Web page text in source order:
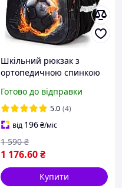
Шкільний рюкзак з
ортопедичною спинкою
School Standard 38х30х18
см для першокласника
(150-18)
Готово до відправки
5.0 (4)
від 196₴/міс
1 176.60₴
1 590 ₴
Купити